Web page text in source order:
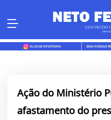
Ação do Ministério
afastamento do